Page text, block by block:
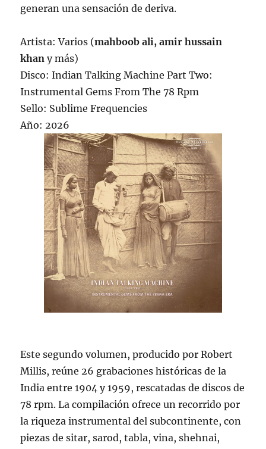
generan una sensación de deriva.
Artista: Varios (mahboob ali, amir hussain
khany más)
Disco: Indian Talking Machine Part Two:
Instrumental Gems From The 78 Rpm
Sello: Sublime Frequencies
Año: 2026
Este segundo volumen, producido por Robert
Millis, reúne 26 grabaciones históricas de la
India entre 1904 y 1959, rescatadas de discos de
78 rpm. La compilación ofrece un recorrido por
la riqueza instrumental del subcontinente, con
piezas de sitar, sarod, tabla, vina, shehnai,